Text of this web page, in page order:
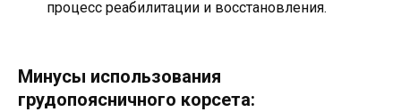
процесс реабилитации и восстановления.
Минусы использования
грудопоясничного корсета: